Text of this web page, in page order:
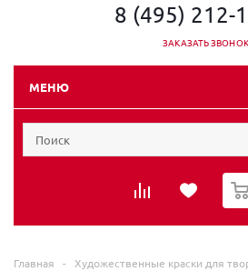
8 (495) 212-
ЗАКАЗАТЬ ЗВОНОК
МЕНЮ
Главная - Художественные краски для